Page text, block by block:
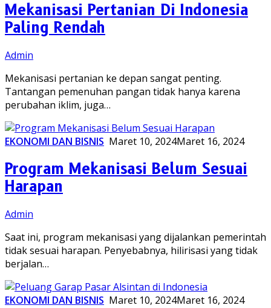
Mekanisasi Pertanian Di Indonesia
Paling Rendah
Admin
Mekanisasi pertanian ke depan sangat penting.
Tantangan pemenuhan pangan tidak hanya karena
perubahan iklim, juga…
EKONOMI DAN BISNIS Maret 10, 2024Maret 16, 2024
Program Mekanisasi Belum Sesuai
Harapan
Admin
Saat ini, program mekanisasi yang dijalankan pemerintah
tidak sesuai harapan. Penyebabnya, hilirisasi yang tidak
berjalan…
EKONOMI DAN BISNIS Maret 10, 2024Maret 16, 2024